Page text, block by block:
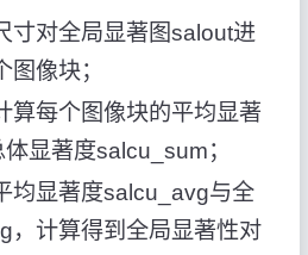
寸对全局显著图salout进
像块；
算每个图像块的平均显著
显著度salcu_sum；
均显著度salcu_avg与全
，计算得到全局显著性对